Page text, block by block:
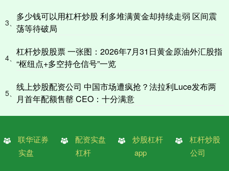
3、
多少钱可以用杠杆炒股 利多堆满黄金却持续走弱 区间震
荡等待破局
4、
杠杆炒股股票 一张图：2026年7月31日黄金原油外汇股指
“枢纽点+多空持仓信号”一览
5、
线上炒股配资公司 中国市场遭疯抢？法拉利Luce发布两
月首年配额售罄 CEO：十分满意
联华证券
实盘
配资实盘
杠杆
炒股杠杆
app
杠杆炒股
公司